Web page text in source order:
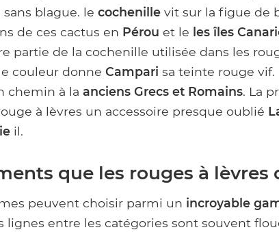
sans blague. le cochenille vit sur la figue de
de ces cactus en Pérou et le les îles
partie de la cochenille utilisée dans les
couleur donne Campari sa teinte rouge vif.
chemin à la anciens Grecs et Romains. La
à lèvres un accessoire presque oublié
il.
que les rouges à lèvres
peuvent choisir parmi un incroyable
lignes entre les catégories sont souvent